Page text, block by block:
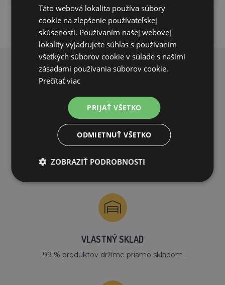
PREČO NAKUPOVAŤ U NÁS?
na všetky objednávky od 200€ vrátane DPH.
VLASTNÝ SKLAD
99 % produktov držíme priamo skladom
Táto webová lokalita používa súbory
cookie na zlepšenie používateľskej
skúsenosti. Používaním našej webovej
lokality vyjadrujete súhlas s používaním
všetkých súborov cookie v súlade s našimi
zásadami používania súborov cookie.
Prečítať viac
PRIJAŤ VŠETKO
ODMIETNUŤ VŠETKO
ZOBRAZIŤ PODROBNOSTI